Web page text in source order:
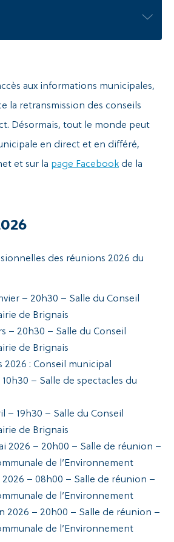
aux informations municipales,
la retransmission des conseils
Désormais, tout le monde peut
en direct et en différé,
et sur la page Facebook de la
des réunions 2026 du
– 20h30 – Salle du Conseil
de Brignais
– 20h30 – Salle du Conseil
de Brignais
2026 : Conseil municipal
– Salle de spectacles du
– 19h30 – Salle du Conseil
de Brignais
2026 – 20h00 – Salle de réunion –
de l’Environnement
– 08h00 – Salle de réunion –
de l’Environnement
2026 – 20h00 – Salle de réunion –
de l’Environnement